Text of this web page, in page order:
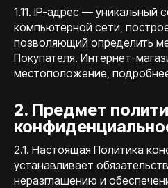
1.11. IP-адрес — уникальный
компьютерной сети,
позволяющий определить
Покупателя. Интернет-
местоположение,
2. Предмет
2.1. Настоящая Политика
устанавливает
неразглашению и